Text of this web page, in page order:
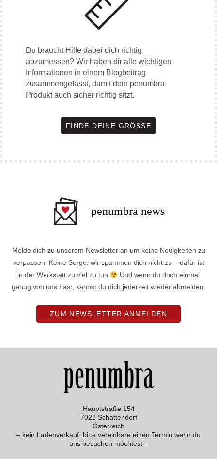
Du braucht Hilfe dabei dich richtig
abzumessen? Wir haben dir alle wichtigen
Informationen in einem Blogbeitrag
zusammengefasst, damit dein penumbra
Produkt auch sicher richtig sitzt.
FINDE DEINE GRÖSSE
penumbra news
Melde dich zu unserem Newsletter an um keine Neuigkeiten zu
verpassen. Keine Sorge, wir spammen dich nicht zu – dafür ist
in der Werkstatt zu viel zu tun
Und wenn du doch einmal
genug von uns hast, kannst du dich jederzeit wieder abmelden.
ZUM NEWSLETTER ANMELDEN
Hauptstraße 154
7022 Schattendorf
Österreich
– kein Ladenverkauf, bitte vereinbare einen Termin wenn du
uns besuchen möchtest –